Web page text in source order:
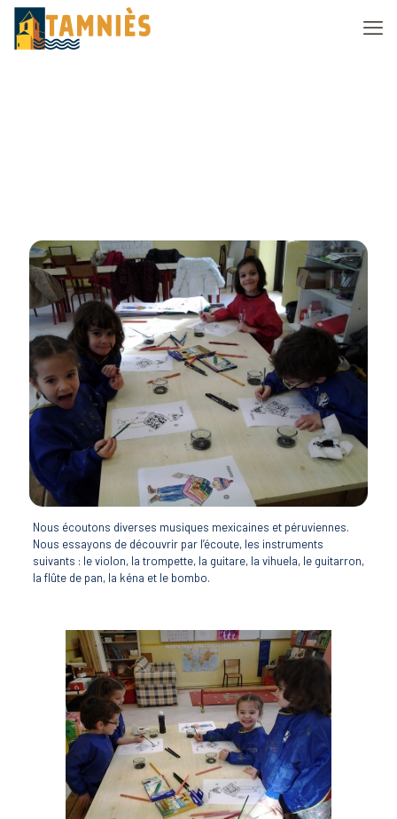
Nous écoutons diverses musiques mexicaines et péruviennes.
Nous essayons de découvrir par l’écoute, les instruments
suivants : le violon, la trompette, la guitare, la vihuela, le guitarron,
la flûte de pan, la kéna et le bombo.